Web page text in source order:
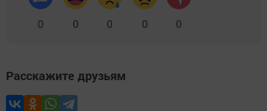
0 0 0 0 0
Расскажите друзьям